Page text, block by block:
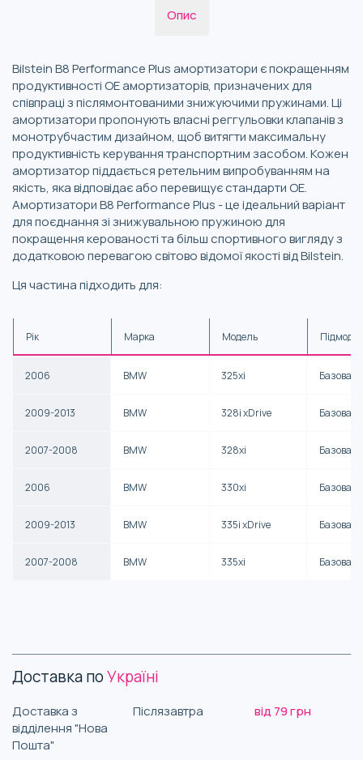
Опис
Bilstein B8 Performance Plus амортизатори є покращенням
продуктивності OE амортизаторів, призначених для
співпраці з післямонтованими знижуючими пружинами. Ці
амортизатори пропонують власні реггульовки клапанів з
монотрубчастим дизайном, щоб витягти максимальну
продуктивність керування транспортним засобом. Кожен
амортизатор піддається ретельним випробуванням на
якість, яка відповідає або перевищує стандарти OE.
Амортизатори B8 Performance Plus - це ідеальний варіант
для поєднання зі знижувальною пружиною для
покращення керованості та більш спортивного вигляду з
додатковою перевагою світово відомої якості від Bilstein.
Ця частина підходить для:
Рік Марка Модель
2006 BMW 325xi Базова
2009-2013 BMW 328i xDrive Базова
2007-2008 BMW 328xi Базова
2006 BMW 330xi Базова
2009-2013 BMW 335i xDrive Базова
2007-2008 BMW 335xi Базова
Доставка поУкраїні
Доставка з
відділення "Нова
Пошта"
Післязавтра від 79 грн